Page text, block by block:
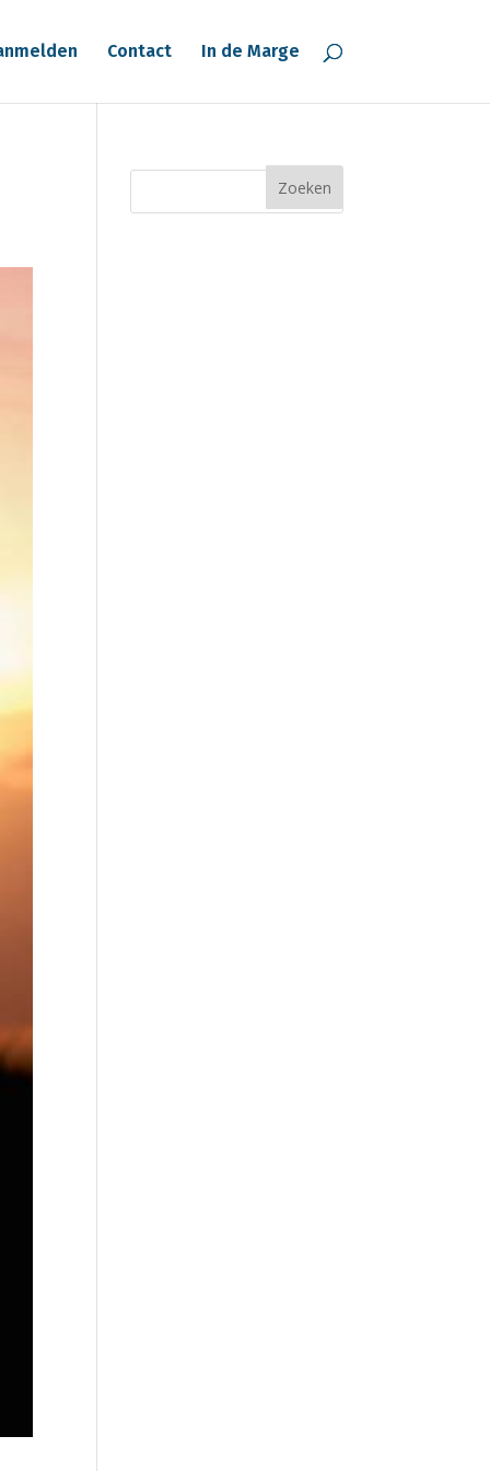
Contact In de Marge